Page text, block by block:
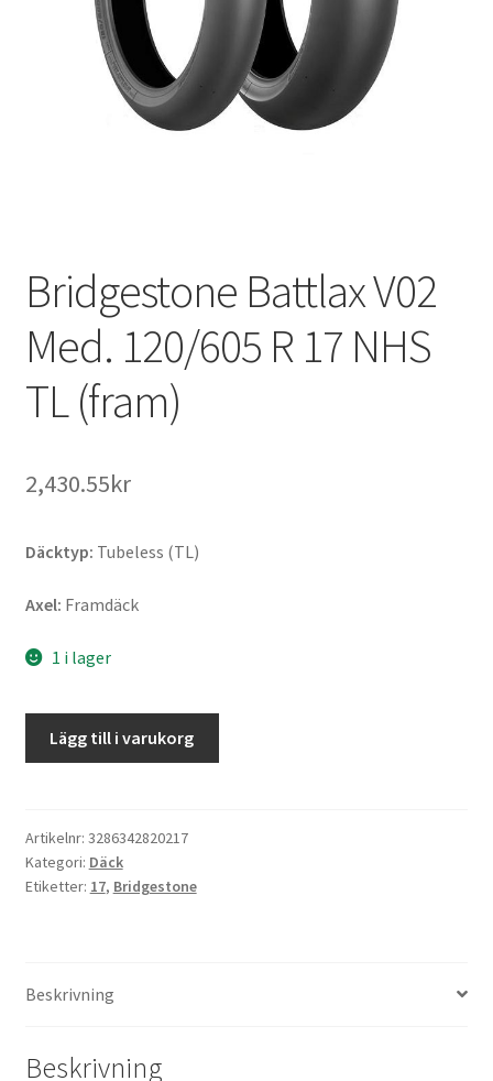
Bridgestone Battlax V02
Med. 120/605 R 17 NHS
TL (fram)
2,430.55kr
Däcktyp: Tubeless (TL)
Axel: Framdäck
1 i lager
Battlax
120/605
R
17
mängd
Lägg till i varukorg
Artikelnr: 3286342820217
Kategori: Däck
Etiketter: 17, Bridgestone
Beskrivning
Beskrivning